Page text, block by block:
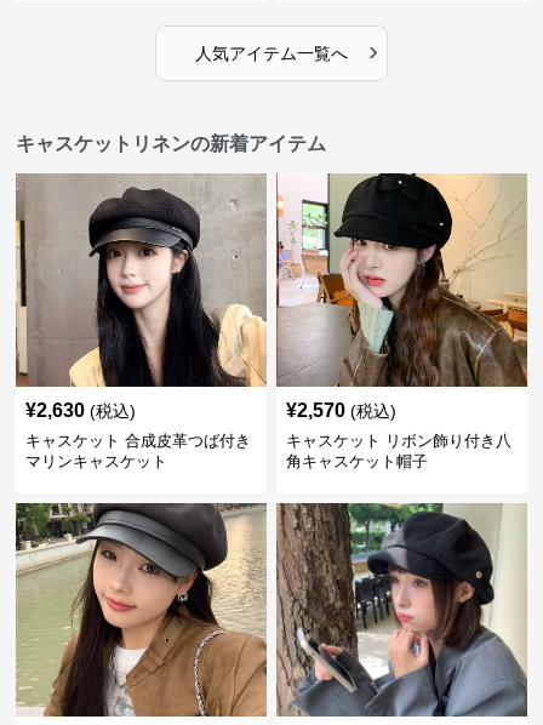
人気アイテム一覧へ ›
キャスケットリネンの新着アイテム
¥2,630 (税込)
キャスケット 合成皮革つば付き
マリンキャスケット
¥2,570 (税込)
キャスケット リボン飾り付き八
角キャスケット帽子